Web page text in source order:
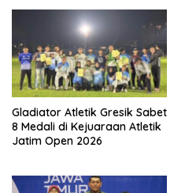
Gladiator Atletik Gresik Sabet
8 Medali di Kejuaraan Atletik
Jatim Open 2026